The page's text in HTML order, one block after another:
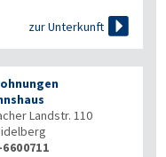
zur Unterkunft 
Landstr. 110